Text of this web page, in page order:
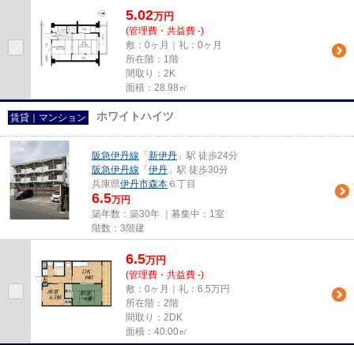
5.02万円
(管理費・共益費 -)
敷：0ヶ月｜礼：0ヶ月
所在階：1階
間取り：2K
面積：28.98㎡
賃貸｜マンション ホワイトハイツ
阪急伊丹線 「 新伊丹 」駅 徒歩24分
阪急伊丹線 「 伊丹 」駅 徒歩30分
兵庫県伊丹市森本 ６丁目
6.5万円
築年数：築30年 ｜募集中： 1室
階数：3階建
6.5万円
(管理費・共益費 -)
敷：0ヶ月｜礼：6.5万円
所在階：2階
間取り：2DK
面積：40.00㎡